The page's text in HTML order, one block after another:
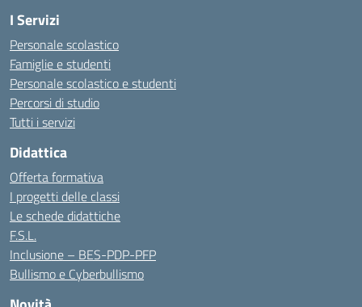
I Servizi
Personale scolastico
Famiglie e studenti
Personale scolastico e studenti
Percorsi di studio
Tutti i servizi
Didattica
Offerta formativa
I progetti delle classi
Le schede didattiche
F.S.L.
Inclusione – BES-PDP-PFP
Bullismo e Cyberbullismo